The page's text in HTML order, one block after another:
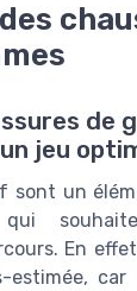
de
jeu
sont un
En
car